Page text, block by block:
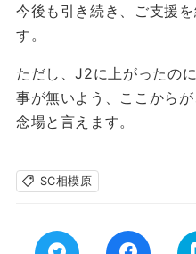
今後も引き続き、ご支援
す。
ただし、J2に上がったの
事が無いよう、ここから
念場と言えます。
SC相模原